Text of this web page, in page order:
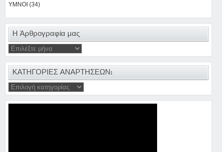
ΥΜΝΟΙ (34)
Η Άρθρογραφία μας
ΚΑΤΗΓΟΡΙΕΣ ΑΝΑΡΤΗΣΕΩΝ: